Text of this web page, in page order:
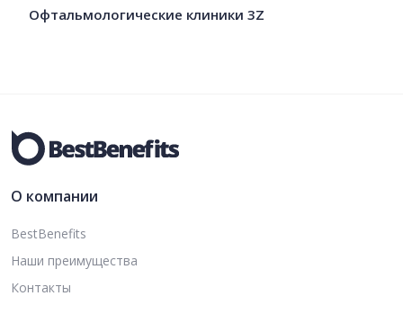
Офтальмологические клиники 3Z
О компании
BestBenefits
Наши преимущества
Контакты